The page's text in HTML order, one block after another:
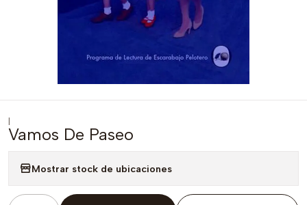
|
Vamos De Paseo
Mostrar stock de ubicaciones